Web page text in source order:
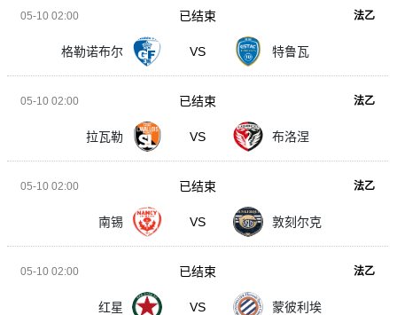
05-10 02:00 法乙
格勒诺布尔 VS 特鲁瓦
已结束
05-10 02:00 法乙
拉瓦勒 VS 布洛涅
已结束
05-10 02:00 法乙
南锡 VS 敦刻尔克
已结束
05-10 02:00 法乙
红星 VS 蒙彼利埃
已结束